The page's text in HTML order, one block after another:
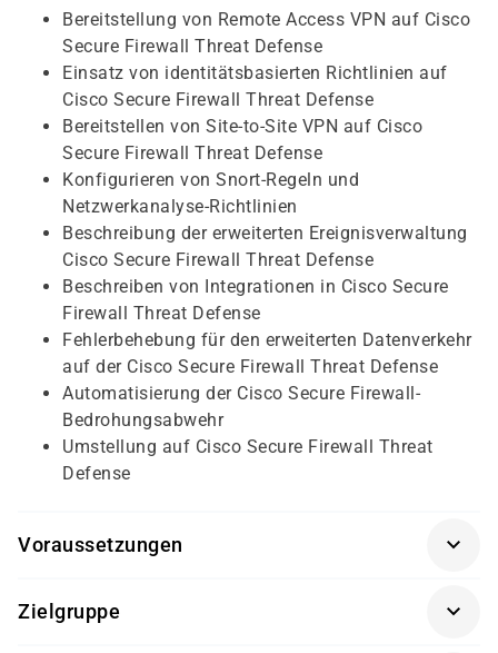
Bereitstellung von Remote Access VPN auf Cisco
Secure Firewall Threat Defense
Einsatz von identitätsbasierten Richtlinien auf
Cisco Secure Firewall Threat Defense
Bereitstellen von Site-to-Site VPN auf Cisco
Secure Firewall Threat Defense
Konfigurieren von Snort-Regeln und
Netzwerkanalyse-Richtlinien
Beschreibung der erweiterten Ereignisverwaltung
Cisco Secure Firewall Threat Defense
Beschreiben von Integrationen in Cisco Secure
Firewall Threat Defense
Fehlerbehebung für den erweiterten Datenverkehr
auf der Cisco Secure Firewall Threat Defense
Automatisierung der Cisco Secure Firewall-
Bedrohungsabwehr
Umstellung auf Cisco Secure Firewall Threat
Defense
Voraussetzungen
Vorkenntnisse mitbringen:
Zielgruppe